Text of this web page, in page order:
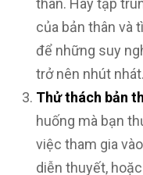
thân. Hãy tập
của bản thân và
để những suy
trở nên nhút nhát.
Thử thách bản
huống mà bạn
việc tham gia
diễn thuyết,